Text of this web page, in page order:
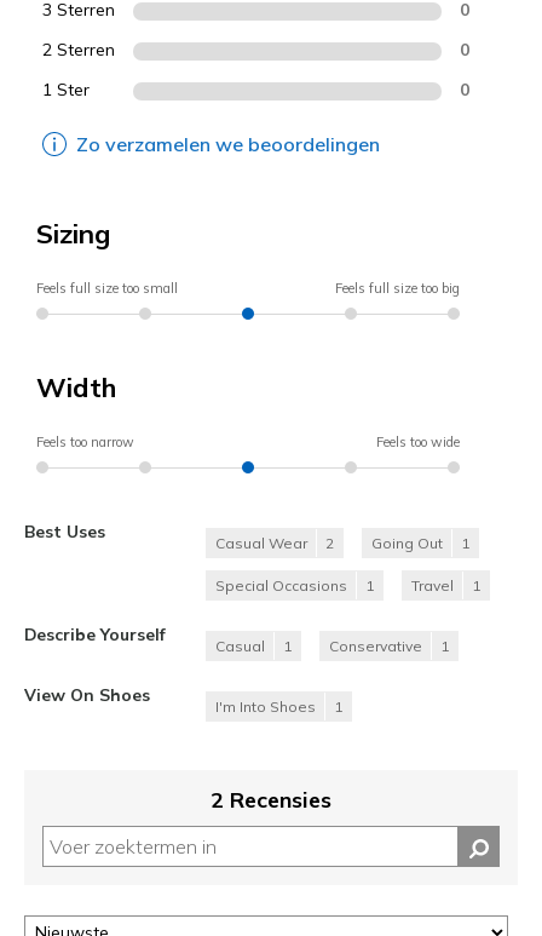
3 Sterren 0
2 Sterren 0
1 Ster 0
Zo verzamelen we beoordelingen
Sizing
Feels full size too small Feels full size too big
Width
Feels too narrow Feels too wide
Best Uses
Casual Wear 2 Going Out 1
Special Occasions 1 Travel 1
Describe Yourself
Casual 1 Conservative 1
View On Shoes
I'm Into Shoes 1
2 Recensies